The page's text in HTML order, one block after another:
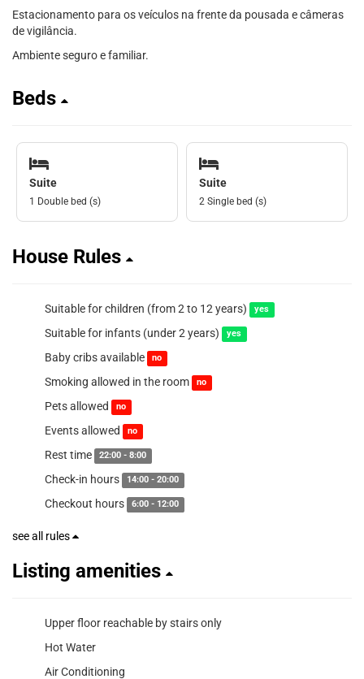
Estacionamento para os veículos na frente da pousada e câmeras
de vigilância.
Ambiente seguro e familiar.
Beds
Suite
1 Double bed (s)
Suite
2 Single bed (s)
House Rules
Suitable for children (from 2 to 12 years) yes
Suitable for infants (under 2 years) yes
Baby cribs available no
Smoking allowed in the room no
Pets allowed no
Events allowed no
Rest time 22:00 - 8:00
Check-in hours 14:00 - 20:00
Checkout hours 6:00 - 12:00
see all rules
Listing amenities
Upper floor reachable by stairs only
Hot Water
Air Conditioning